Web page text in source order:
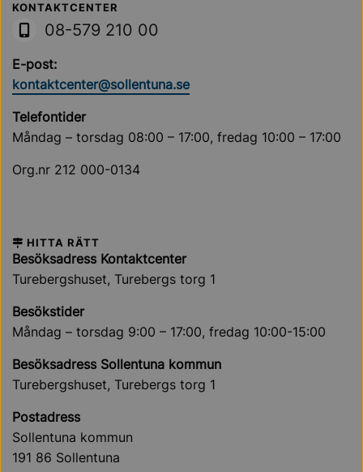
Sollentuna Kommun
KONTAKTCENTER
08-579 210 00
E-post:
kontaktcenter@sollentuna.se
Telefontider
Måndag – torsdag 08:00 – 17:00, fredag 10:00 – 17:00
Org.nr 212 000-0134
HITTA RÄTT
Besöksadress Kontaktcenter
Turebergshuset, Turebergs torg 1
Besökstider
Måndag – torsdag 9:00 – 17:00, fredag 10:00-15:00
Besöksadress Sollentuna kommun
Turebergshuset, Turebergs torg 1
Postadress
Sollentuna kommun
191 86 Sollentuna